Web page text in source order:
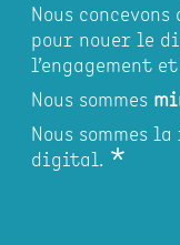
Nous
pour nouer le
l’engagement
Nous sommes
Nous sommes
digital. *